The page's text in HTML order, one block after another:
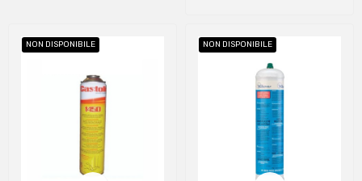
NON DISPONIBILE NON DISPONIBILE